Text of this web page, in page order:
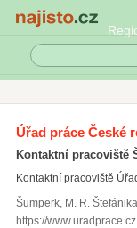
Najisto.cz Úřady a
Úřady práce
Úřad práce České
Kontaktní pracoviště
Kontaktní pracoviště
Šumperk, M. R.
https://www.uradprace.cz